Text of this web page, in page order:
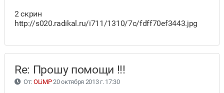
2 скрин
http://s020.radikal.ru/i711/1310/7c/fdff70ef3443.jpg
Re: Прошу помощи !!!
От: OLiMP20 октября 2013 г. 17:30